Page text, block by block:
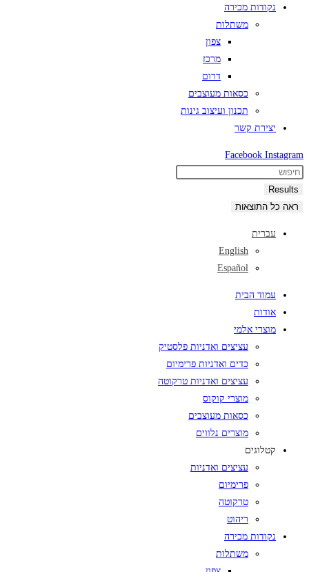
נקודות מכירה
משתלות
צפון
מרכז
דרום
כסאות מעוצבים
תכנון ועיצוב גינות
יצירת קשר
Facebook Instagram
Search
...
Results
ראה כל התוצאות
עברית
English
Español
עמוד הבית
אודות
מוצרי אלמי
עציצים ואדניות פלסטיק
כדים ואדניות פרימיום
עציצים ואדניות טרקוטה
מוצרי קוקוס
כסאות מעוצבים
מוצרים נלווים
קטלוגים
עציצים ואדניות
פרימיום
טרקוטה
ריהוט
נקודות מכירה
משתלות